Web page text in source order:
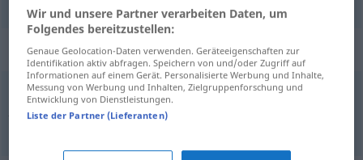
Beispielsätze für "Umgebung"
die nähere Umgebung
împrejurimilefpl
Wir und unsere Partner verarbeiten Daten, um
Folgendes bereitzustellen:
Genaue Geolocation-Daten verwenden. Geräteeigenschaften zur
Identifikation aktiv abfragen. Speichern von und/oder Zugriff auf
Informationen auf einem Gerät. Personalisierte Werbung und Inhalte,
Messung von Werbung und Inhalten, Zielgruppenforschung und
Entwicklung von Dienstleistungen.
Liste der Partner (Lieferanten)